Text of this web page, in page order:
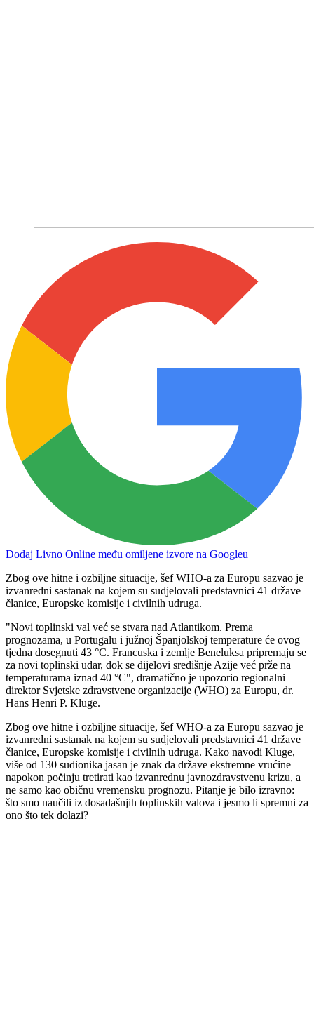
Dodaj Livno Online među omiljene izvore na Googleu
Zbog ove hitne i ozbiljne situacije, šef WHO-a za Europu sazvao je
izvanredni sastanak na kojem su sudjelovali predstavnici 41 države
članice, Europske komisije i civilnih udruga.
"Novi toplinski val već se stvara nad Atlantikom. Prema
prognozama, u Portugalu i južnoj Španjolskoj temperature će ovog
tjedna dosegnuti 43 °C. Francuska i zemlje Beneluksa pripremaju se
za novi toplinski udar, dok se dijelovi središnje Azije već prže na
temperaturama iznad 40 °C", dramatično je upozorio regionalni
direktor Svjetske zdravstvene organizacije (WHO) za Europu, dr.
Hans Henri P. Kluge.
Zbog ove hitne i ozbiljne situacije, šef WHO-a za Europu sazvao je
izvanredni sastanak na kojem su sudjelovali predstavnici 41 države
članice, Europske komisije i civilnih udruga. Kako navodi Kluge,
više od 130 sudionika jasan je znak da države ekstremne vrućine
napokon počinju tretirati kao izvanrednu javnozdravstvenu krizu, a
ne samo kao običnu vremensku prognozu. Pitanje je bilo izravno:
što smo naučili iz dosadašnjih toplinskih valova i jesmo li spremni za
ono što tek dolazi?